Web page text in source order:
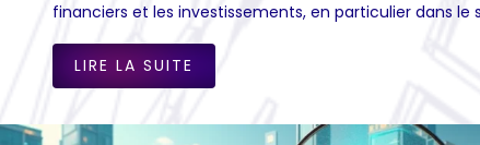
financiers et les investissements, en particulier dans
LIRE LA SUITE